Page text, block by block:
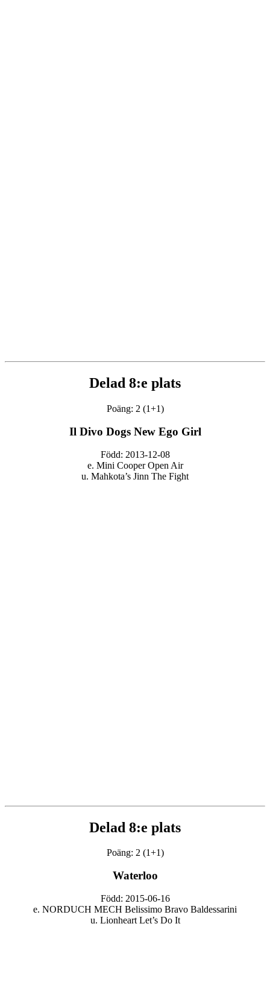
Delad 8:e plats
Poäng: 2 (1+1)
Il Divo Dogs New Ego Girl
Född: 2013-12-08
e. Mini Cooper Open Air
u. Mahkota’s Jinn The Fight
Delad 8:e plats
Poäng: 2 (1+1)
Waterloo
Född: 2015-06-16
e. NORDUCH MECH Belissimo Bravo Baldessarini
u. Lionheart Let’s Do It